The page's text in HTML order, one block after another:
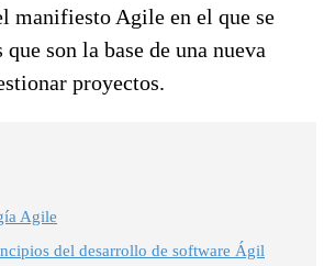
manifiesto Agile en el que se
son la base de una nueva
proyectos.
Agile
del desarrollo de software Ágil